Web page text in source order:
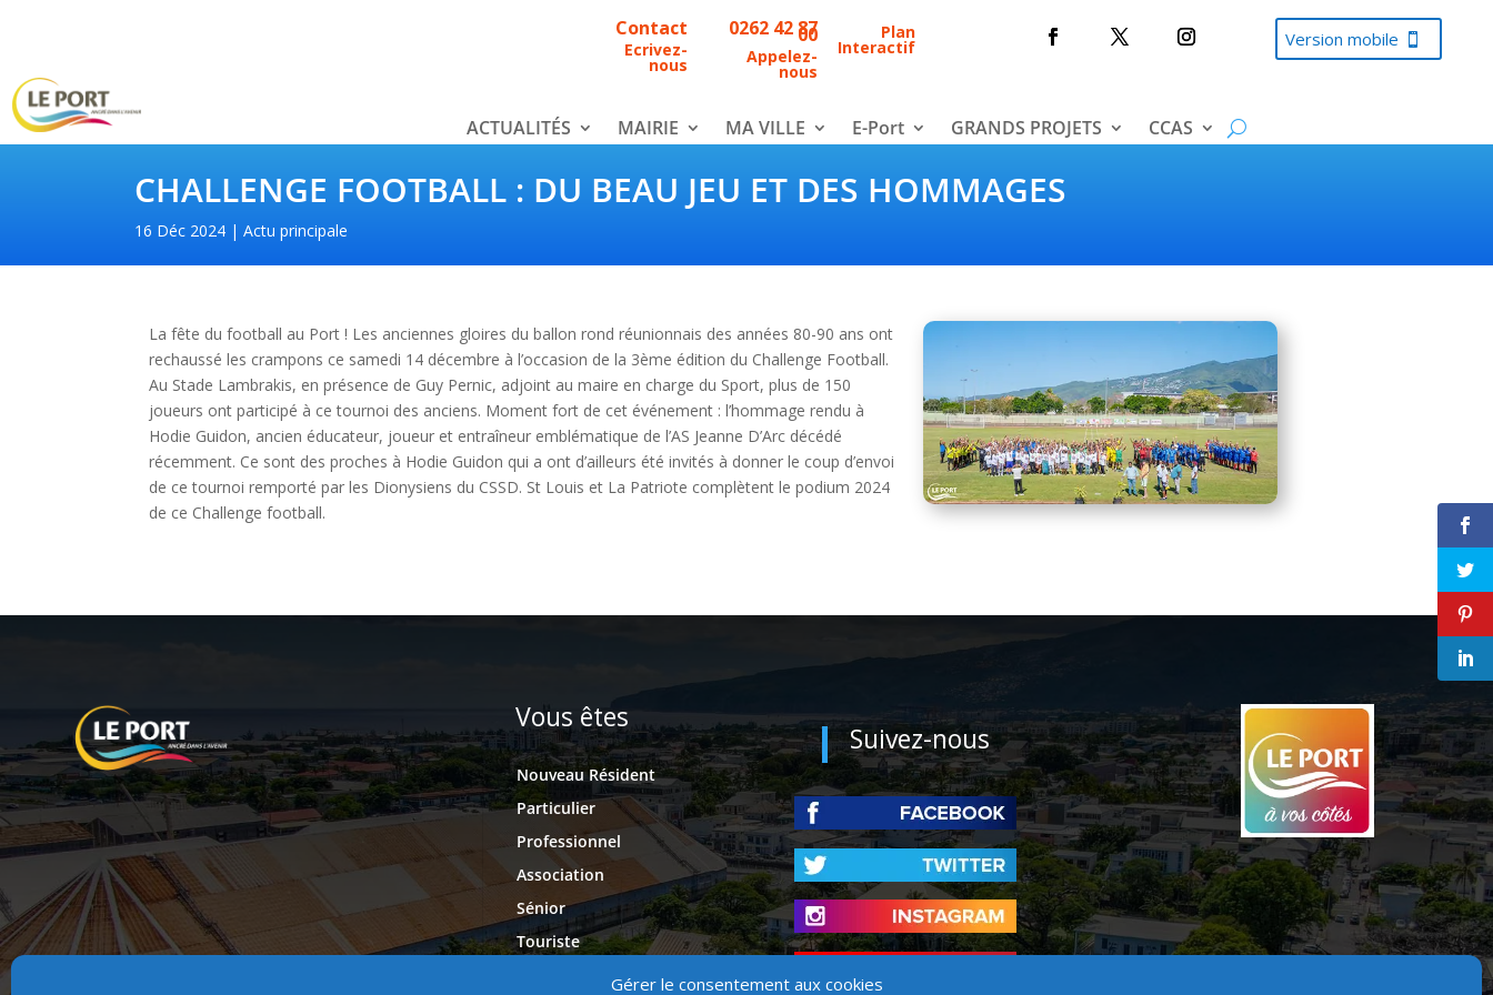
Gérer le consentement aux cookies
Contact
Ecrivez-
nous
0262 42 87
00
Appelez-
nous
Plan
Interactif Version mobile
ACTUALITÉS MAIRIE MA VILLE E-Port GRANDS PROJETS CCAS
CHALLENGE FOOTBALL : DU BEAU JEU ET DES HOMMAGES
16 Déc 2024 Actu principale
La fête du football au Port ! Les anciennes gloires du ballon rond réunionnais des années 80-90 ans ont
rechaussé les crampons ce samedi 14 décembre à l’occasion de la 3ème édition du Challenge Football.
Au Stade Lambrakis, en présence de Guy Pernic, adjoint au maire en charge du Sport, plus de 150
joueurs ont participé à ce tournoi des anciens. Moment fort de cet événement : l’hommage rendu à
Hodie Guidon, ancien éducateur, joueur et entraîneur emblématique de l’AS Jeanne D’Arc décédé
récemment. Ce sont des proches à Hodie Guidon qui a ont d’ailleurs été invités à donner le coup d’envoi
de ce tournoi remporté par les Dionysiens du CSSD. St Louis et La Patriote complètent le podium 2024
de ce Challenge football.
Vous êtes
Nouveau Résident
Particulier
Professionnel
Association
Sénior
Touriste
Suivez-nous